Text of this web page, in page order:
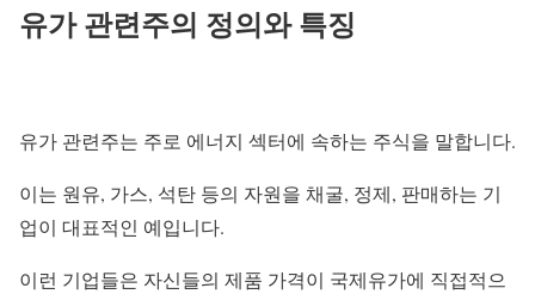
유가 관련주의 정의와 특징
유가 관련주는 주로 에너지 섹터에 속하는 주식을 말합니다.
이는 원유, 가스, 석탄 등의 자원을 채굴, 정제, 판매하는 기
업이 대표적인 예입니다.
이런 기업들은 자신들의 제품 가격이 국제유가에 직접적으